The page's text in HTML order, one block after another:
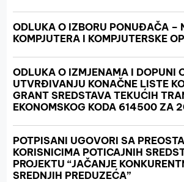
ODLUKA O IZBORU PONUĐAČA –
KOMPJUTERA I KOMPJUTERSKE
ODLUKA O IZMJENAMA I DOPUNI
UTVRĐIVANJU KONAČNE LISTE
GRANT SREDSTAVA TEKUĆIH
EKONOMSKOG KODA 614500 ZA
POTPISANI UGOVORI SA
KORISNICIMA POTICAJNIH
PROJEKTU “JAČANJE
SREDNJIH PREDUZEĆA”